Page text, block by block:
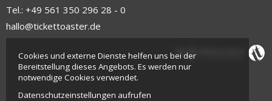
Tel.: +49 561 350 296 28 - 0
hallo@tickettoaster.de
Cookies und externe Dienste helfen uns bei der
Bereitstellung dieses Angebots. Es werden nur
notwendige Cookies verwendet.
Datenschutzeinstellungen aufrufen